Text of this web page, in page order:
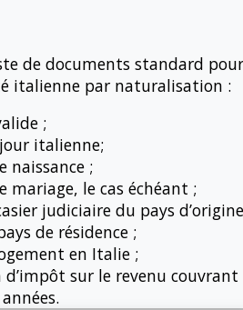
de documents standard pour
italienne par naturalisation :
;
italienne;
naissance ;
mariage, le cas échéant ;
judiciaire du pays d’origine
de résidence ;
en Italie ;
d’impôt sur le revenu couvrant